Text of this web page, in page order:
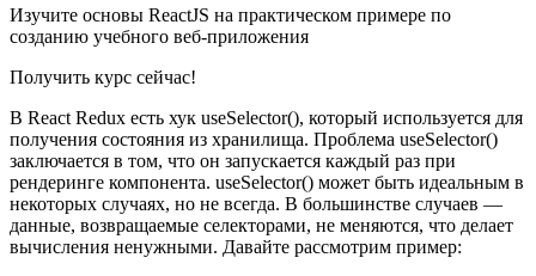
Изучите основы ReactJS на практическом примере по
созданию учебного веб-приложения
Получить курс сейчас!
В React Redux есть хук useSelector(), который используется для
получения состояния из хранилища. Проблема useSelector()
заключается в том, что он запускается каждый раз при
рендеринге компонента. useSelector() может быть идеальным в
некоторых случаях, но не всегда. В большинстве случаев —
данные, возвращаемые селекторами, не меняются, что делает
вычисления ненужными. Давайте рассмотрим пример: